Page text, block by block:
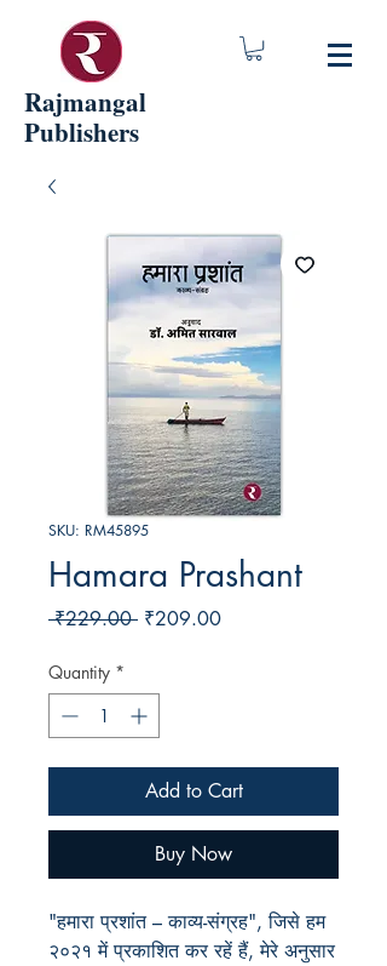
Rajmangal
Publishers
SKU: RM45895
Hamara Prashant
₹229.00 Regular
₹209.00Sale
Quantity *
Add to Cart
Buy Now
"हमारा प्रशांत – काव्य-संग्रह", जिसे हम
२०२१ में प्रकाशित कर रहें हैं, मेरे अनुसार